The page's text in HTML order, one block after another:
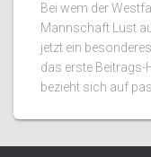
Bei wem der
Mannschaft Lust
jetzt ein
das erste Beitrags-
bezieht sich auf